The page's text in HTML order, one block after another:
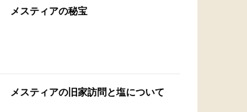
メスティアの秘宝
メスティアの旧家訪問と塩について